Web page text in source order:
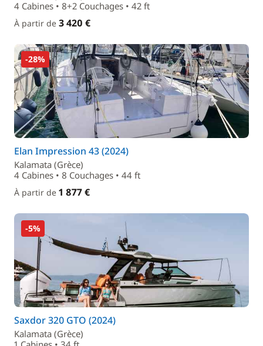
4 Cabines • 8+2 Couchages • 42 ft
À partir de 3 420 €
-28%
Elan Impression 43 (2024)
Kalamata (Grèce)
4 Cabines • 8 Couchages • 44 ft
À partir de 1 877 €
-5%
Saxdor 320 GTO (2024)
Kalamata (Grèce)